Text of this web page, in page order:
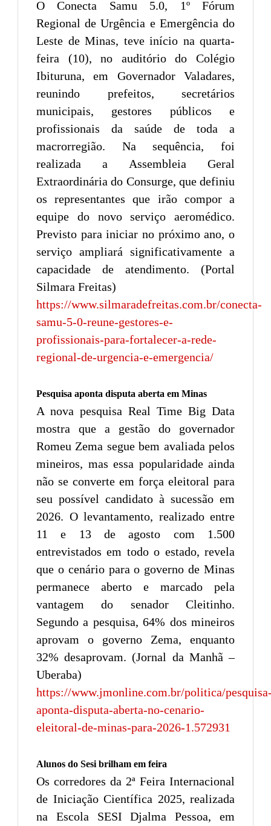
O Conecta Samu 5.0, 1º Fórum
Regional de Urgência e Emergência do
Leste de Minas, teve início na quarta-
feira (10), no auditório do Colégio
Ibituruna, em Governador Valadares,
reunindo prefeitos, secretários
municipais, gestores públicos e
profissionais da saúde de toda a
macrorregião. Na sequência, foi
realizada a Assembleia Geral
Extraordinária do Consurge, que definiu
os representantes que irão compor a
equipe do novo serviço aeromédico.
Previsto para iniciar no próximo ano, o
serviço ampliará significativamente a
capacidade de atendimento. (Portal
Silmara Freitas)
https://www.silmaradefreitas.com.br/conecta-
samu-5-0-reune-gestores-e-
profissionais-para-fortalecer-a-rede-
regional-de-urgencia-e-emergencia/
Pesquisa aponta disputa aberta em Minas
A nova pesquisa Real Time Big Data
mostra que a gestão do governador
Romeu Zema segue bem avaliada pelos
mineiros, mas essa popularidade ainda
não se converte em força eleitoral para
seu possível candidato à sucessão em
2026. O levantamento, realizado entre
11 e 13 de agosto com 1.500
entrevistados em todo o estado, revela
que o cenário para o governo de Minas
permanece aberto e marcado pela
vantagem do senador Cleitinho.
Segundo a pesquisa, 64% dos mineiros
aprovam o governo Zema, enquanto
32% desaprovam. (Jornal da Manhã –
Uberaba)
https://www.jmonline.com.br/politica/
aponta-disputa-aberta-no-cenario-
eleitoral-de-minas-para-2026-1.572931
Alunos do Sesi brilham em feira
Os corredores da 2ª Feira Internacional
de Iniciação Científica 2025, realizada
na Escola SESI Djalma Pessoa, em